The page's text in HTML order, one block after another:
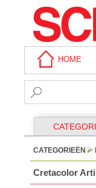
HOME
CATEGORIEËN
Cretacolor